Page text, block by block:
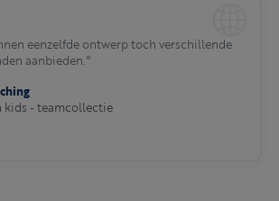
eenzelfde ontwerp toch verschillende
aanbieden."
kids - teamcollectie